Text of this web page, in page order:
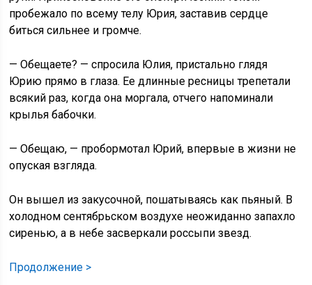
пробежало по всему телу Юрия, заставив сердце
биться сильнее и громче.
— Обещаете? — спросила Юлия, пристально глядя
Юрию прямо в глаза. Ее длинные ресницы трепетали
всякий раз, когда она моргала, отчего напоминали
крылья бабочки.
— Обещаю, — пробормотал Юрий, впервые в жизни не
опуская взгляда.
Он вышел из закусочной, пошатываясь как пьяный. В
холодном сентябрьском воздухе неожиданно запахло
сиренью, а в небе засверкали россыпи звезд.
Продолжение >